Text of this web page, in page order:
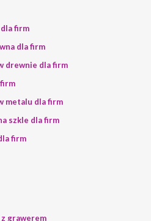
dla firm
dla firm
drewnie dla firm
metalu dla firm
szkle dla firm
firm
grawerem